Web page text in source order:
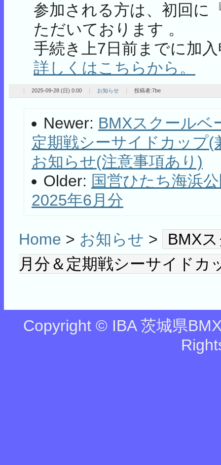
参加される方は、初回に
ただいております 。
手続き上7日前までに加
詳しくはこちらから。
2025-09-28 (日) 0:00 お知らせ 投稿者:7be
Newer: BMXスクールベ
定期戦シーサイドカップ
お知らせ(注意事項あり)
Older: 国営ひたち海浜
2025年6月分
Home > お知らせ >
BMX
月分＆定期戦シーサイドカ
Copyright © IBA 茨城県